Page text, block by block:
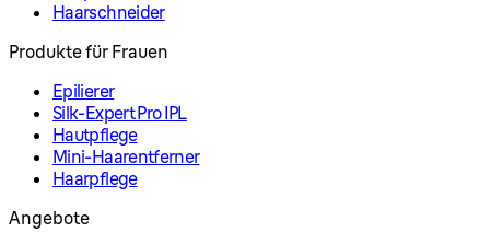
Haarschneider
Produkte für Frauen
Epilierer
Silk-Expert Pro IPL
Hautpflege
Mini-Haarentferner
Haarpflege
Angebote